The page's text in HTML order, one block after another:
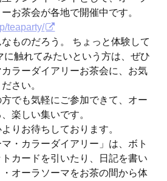
お茶会が各地で開催中です。
teaparty/
ものだろう。 ちょっと体験して
に触れてみたいという方は、ぜひ
ラーダイアリーお茶会に、お気
さい。
でも気軽にご参加できて、オー
楽しい集いです。
りお待ちしております。
・カラーダイアリー」は、ボト
カードを引いたり、日記を書い
オーラソーマをお茶の間から体